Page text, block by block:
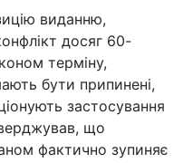
виданню,
досяг 60-
терміну,
бути припинені,
застосування
що
фактично зупиняє